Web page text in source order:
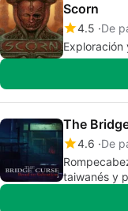
Scorn
4.5 De
Exploración
The
4.6 De
taiwanés y